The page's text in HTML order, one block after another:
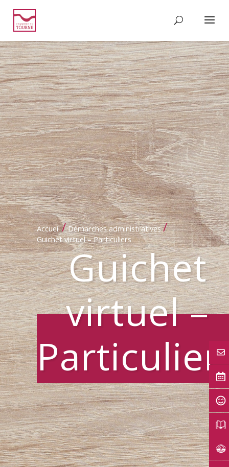
Accueil / Démarches administratives /
Guichet virtuel – Particuliers
Guichet
virtuel –